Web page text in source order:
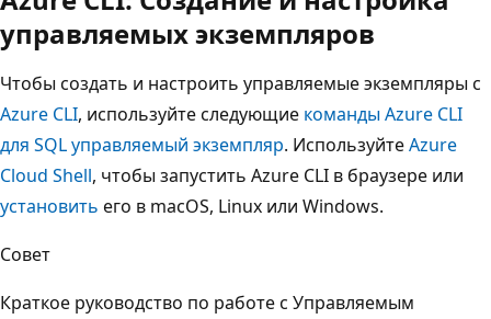
управляемых экземпляров
Чтобы создать и настроить управляемые экземпляры с
Azure CLI, используйте следующие команды Azure CLI
для SQL управляемый экземпляр. ИспользуйтеAzure
Cloud Shell, чтобы запустить Azure CLI в браузере или
установить его в macOS, Linux или Windows.
Совет
Краткое руководство по работе с Управляемым